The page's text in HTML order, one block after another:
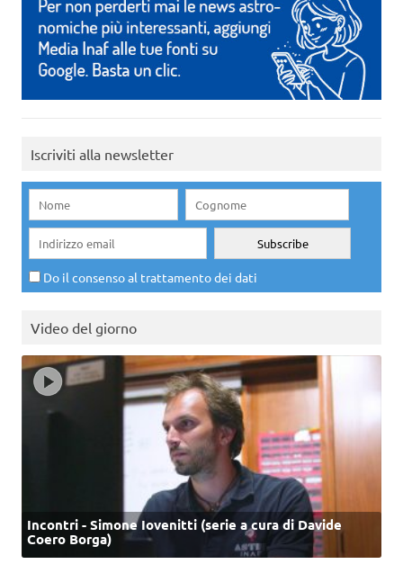
Iscriviti alla newsletter
Do il consenso al trattamento dei dati
Video del giorno
Incontri - Simone Iovenitti (serie a cura di Davide
Coero Borga)